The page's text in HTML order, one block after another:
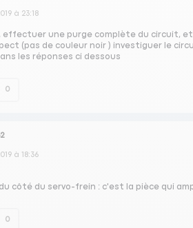
à 23:18
effectuer une purge complète du circuit,
(pas de couleur noir ) investiguer le
les réponses ci dessous
0
à 18:36
côté du servo-frein : c'est la pièce qui
0